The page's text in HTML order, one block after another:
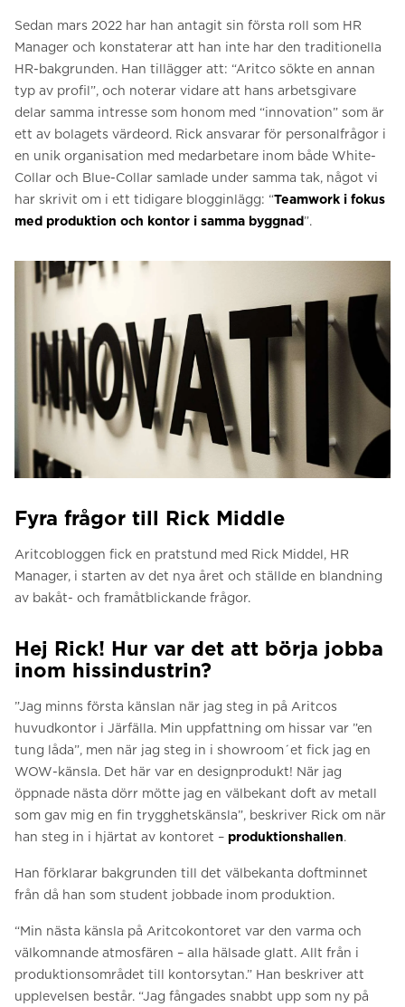
Sedan mars 2022 har han antagit sin första roll som HR
Manager och konstaterar att han inte har den traditionella
HR-bakgrunden. Han tillägger att: “Aritco sökte en annan
typ av profil”, och noterar vidare att hans arbetsgivare
delar samma intresse som honom med “innovation” som är
ett av bolagets värdeord. Rick ansvarar för personalfrågor i
en unik organisation med medarbetare inom både White-
Collar och Blue-Collar samlade under samma tak, något vi
har skrivit om i ett tidigare blogginlägg: “Teamwork i fokus
med produktion och kontor i samma byggnad”.
Fyra frågor till Rick Middle
Aritcobloggen fick en pratstund med Rick Middel, HR
Manager, i starten av det nya året och ställde en blandning
av bakåt- och framåtblickande frågor.
Hej Rick! Hur var det att börja jobba
inom hissindustrin?
”Jag minns första känslan när jag steg in på Aritcos
huvudkontor i Järfälla. Min uppfattning om hissar var ”en
tung låda”, men när jag steg in i showroom´et fick jag en
WOW-känsla. Det här var en designprodukt! När jag
öppnade nästa dörr mötte jag en välbekant doft av metall
som gav mig en fin trygghetskänsla”, beskriver Rick om när
han steg in i hjärtat av kontoret – produktionshallen.
Han förklarar bakgrunden till det välbekanta doftminnet
från då han som student jobbade inom produktion.
“Min nästa känsla på Aritcokontoret var den varma och
välkomnande atmosfären – alla hälsade glatt. Allt från i
produktionsområdet till kontorsytan.” Han beskriver att
upplevelsen består. “Jag fångades snabbt upp som ny på